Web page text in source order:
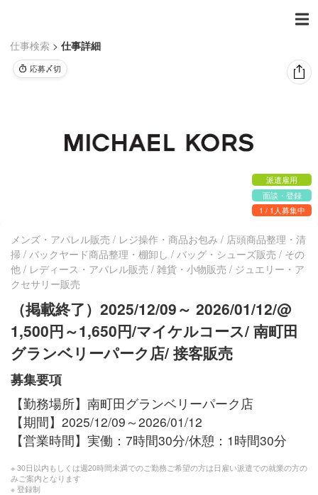
仕事検索 >仕事詳細
応募〆切
派遣雇用
面談・登録
1 / 1人募集中
メンズ・アパレル販売 / レジ操作・商品お包み / 店頭商品整理・清
掃 / バックヤード商品整理・棚卸し / バッグ・シューズ販売 / その
他 / レディース・アパレル販売 / 雑貨・小物販売 / ジュエリー・ア
クセサリー販売
（掲載終了）2025/12/09～ 2026/01/12/@
1,500円～1,650円/マイケルコース/ 南町田
グランベリーパーク店/ 接客販売
募集要項
【勤務場所】南町田グランベリーパーク店
【期間】2025/12/09～2026/01/12
【営業時間】実働：7時間30分/休憩：1時間30分
※ 30日以内もしくは週20時間未満でのご勤務ご希望の方は日雇い派遣での就業の方の
みご案内となります
※ 登録制